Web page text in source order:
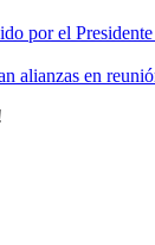
por el
alianzas en